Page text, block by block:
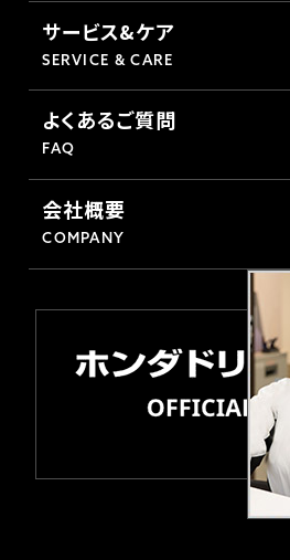
サービス&ケア
SERVICE & CARE
よくあるご質問
FAQ
会社概要
COMPANY